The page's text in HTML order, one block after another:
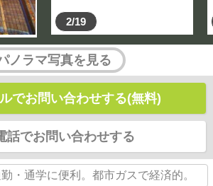
2/19
ノラマ写真を見る
でお問い合わせする(無料)
話でお問い合わせする
・通学に便利。都市ガスで経済的。